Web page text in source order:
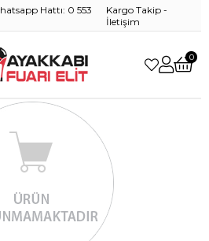
Hattı: 0 553
Kargo Takip -
İletişim
0